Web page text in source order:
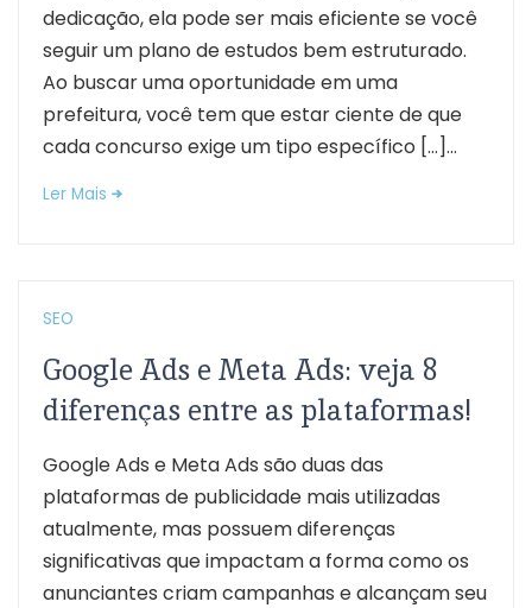
dedicação, ela pode ser mais eficiente se você
seguir um plano de estudos bem estruturado.
Ao buscar uma oportunidade em uma
prefeitura, você tem que estar ciente de que
cada concurso exige um tipo específico […]...
Ler Mais
SEO
Google Ads e Meta Ads: veja 8
diferenças entre as plataformas!
Google Ads e Meta Ads são duas das
plataformas de publicidade mais utilizadas
atualmente, mas possuem diferenças
significativas que impactam a forma como os
anunciantes criam campanhas e alcançam seu